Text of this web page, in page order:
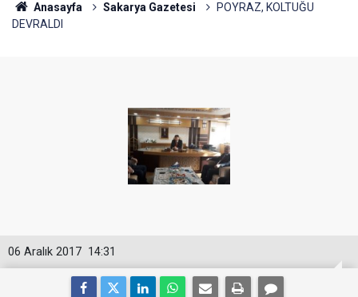
Anasayfa Sakarya Gazetesi
POYRAZ, KOLTUĞU
DEVRALDI
14:31
06 Aralık 2017